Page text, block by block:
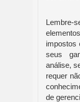
impostos
seus
análise,
requer
de